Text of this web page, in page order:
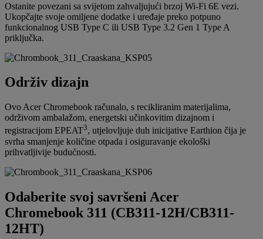
Ostanite povezani sa svijetom zahvaljujući brzoj Wi-Fi 6E vezi.
Ukopčajte svoje omiljene dodatke i uređaje preko potpuno
funkcionalnog USB Type C ili USB Type 3.2 Gen 1 Type A
priključka.
Održiv dizajn
Ovo Acer Chromebook računalo, s recikliranim materijalima,
održivom ambalažom, energetski učinkovitim dizajnom i
registracijom EPEAT3, utjelovljuje duh inicijative Earthion čija je
svrha smanjenje količine otpada i osiguravanje ekološki
prihvatljivije budućnosti.
Odaberite svoj savršeni Acer
Chromebook 311 (CB311-12H/CB311-
12HT)